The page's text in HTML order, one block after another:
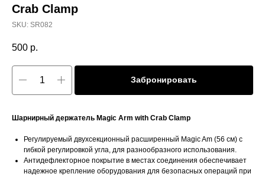
Crab Clamp
SKU: SR082
500 р.
Забронировать
Шарнирный держатель Magic Arm with Crab Clamp
Регулируемый двухсекционный расширенный Magic Am (56 см) с
гибкой регулировкой угла, для разнообразного использования.
Антидефлекторное покрытие в местах соединения обеспечивает
надежное крепление оборудования для безопасных операций при